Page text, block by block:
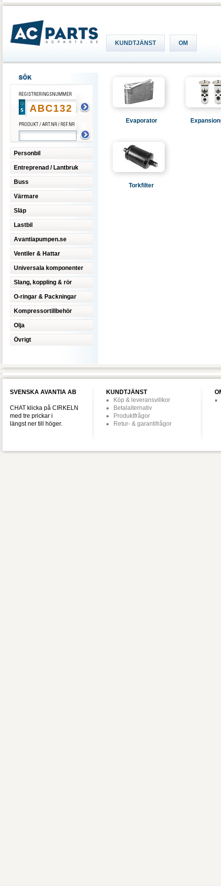
KUNDTJÄNST OM
Personbil
Entreprenad / Lantbruk
Buss
Värmare
Släp
Lastbil
Avantiapumpen.se
Ventiler & Hattar
Universala komponenter
Slang, koppling & rör
O-ringar & Packningar
Kompressortillbehör
Olja
Övrigt
Evaporator
Torkfilter
SVENSKA AVANTIA AB
CHAT klicka på CIRKELN
med tre prickar i
längst ner till höger.
KUNDTJÄNST
Köp & leveransvillkor
Betalalternativ
Produktfrågor
Retur- & garantifrågor